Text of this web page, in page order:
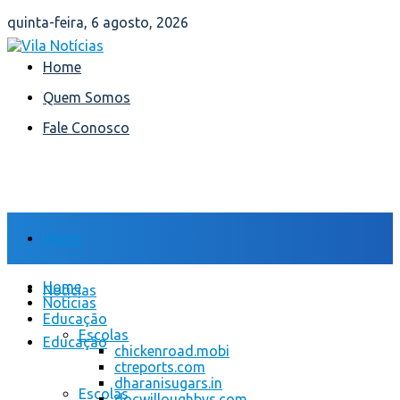
quinta-feira, 6 agosto, 2026
Home
Quem Somos
Fale Conosco
Home
Notícias
Educação
Escolas
Home
Notícias
Educação
Escolas
chickenroad.mobi
ctreports.com
dharanisugars.in